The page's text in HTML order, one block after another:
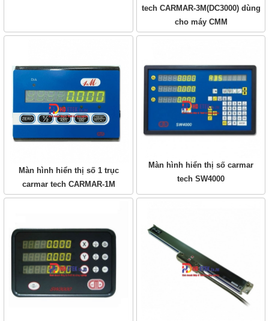
tech CARMAR-3M(DC3000) dùng
cho máy CMM
Màn hình hiển thị số 1 trục
carmar tech CARMAR-1M
Màn hình hiển thị số carmar
tech SW4000